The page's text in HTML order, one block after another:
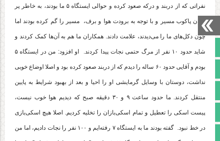
صفحه نخست
تالار گفتمان
اینستاگرام
مجوز سایت
نفراتی که از دربند و درکه صعود کرده و حوالی ایستگاه ۵ ما بودند، به خاطر پر
شدن پاکوب مسیر و با توجه به برودت هوا و برف، مسیر را گم کرده بودند اما
چون دکل‌های ما را می‌دیدند، علامت دادند. همکاران ما هم به آن‌ها کمک کردند و
شاید حدود ۱۰ نفر از مرگ حتمی نجات پیدا کردند. او افزود: من در ایستگاه ۵
بودم و آقایی حدود ۶۰ ساله را دیدم که از دربند صعود کرده بود و اصلا اوضاع خوبی
نداشت، دوستان با وسایل گرمایشی او را احیا و بعد از بهبود شرایط به پایین
منتقل کردند. ما حدود ساعت ۹ و ۳۰ دقیقه صبح که دیدیم هوا خوب نیست،
پیست اسکی را تعطیل و تمام اسکی‌بازان را تخلیه کردیم. اصلا هیچ اسکی‌بازی
در خط نبود. گفته بودند ما به ایستگاه ۷ رفته‌ایم و ۱۰۰ نفر را نجات دادیم، اما من